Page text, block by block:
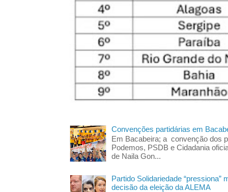
Convenções partidárias em
Em Bacabeira; a convenção dos
Podemos, PSDB e Cidadania
de Naila Gon...
Partido Solidariedade “pressiona”
decisão da eleição da ALEMA